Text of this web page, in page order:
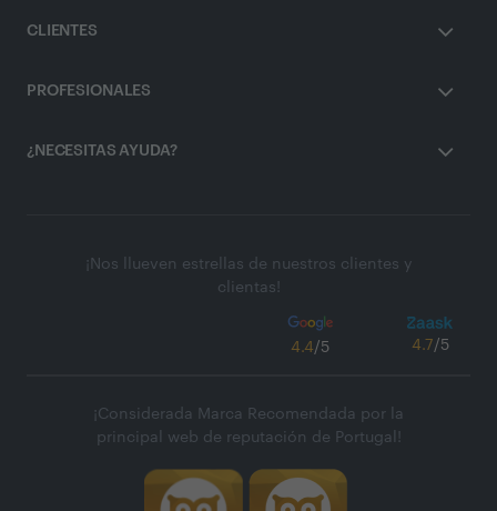
CLIENTES
PROFESIONALES
¿NECESITAS AYUDA?
¡Nos llueven estrellas de nuestros clientes y
clientas!
4.4/5 4.7/5
¡Considerada Marca Recomendada por la
principal web de reputación de Portugal!